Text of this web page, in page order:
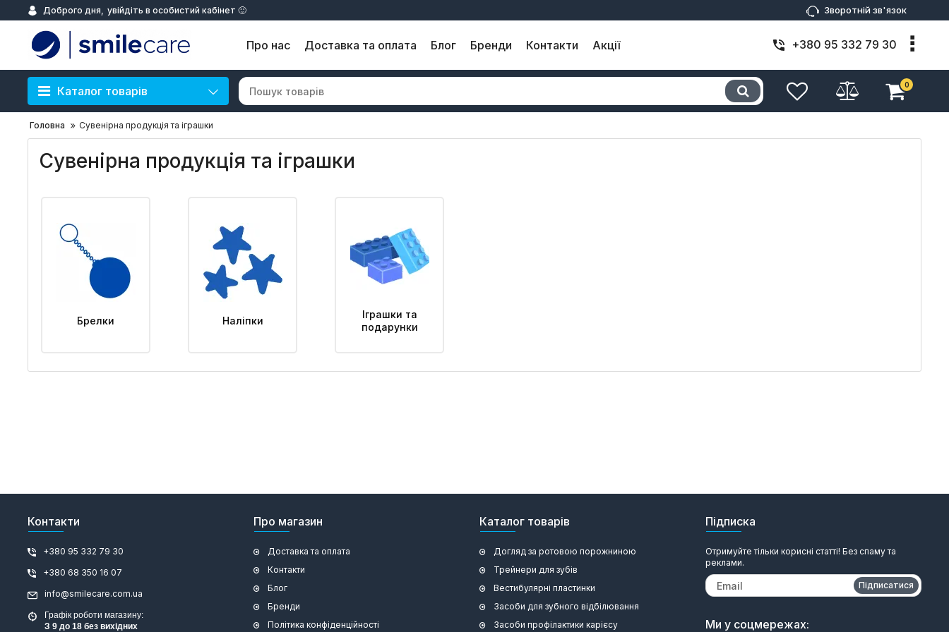
Доброго дня, увійдіть в особистий кабінет 🙂 Зворотній зв'язок
Про нас Доставка та оплата Блог Бренди Контакти Акції +380 95 332 79 30
Каталог товарів 0
Головна Сувенірна продукція та іграшки
Сувенірна продукція та іграшки
Брелки Наліпки
Іграшки та
подарунки
Контакти
+380 95 332 79 30
+380 68 350 16 07
info@smilecare.com.ua
Графік роботи магазину:
З 9 до 18 без вихідних
Про магазин
Доставка та оплата
Контакти
Блог
Бренди
Політика конфіденційності
Каталог товарів
Догляд за ротовою порожниною
Трейнери для зубів
Вестибулярні пластинки
Засоби для зубного відбілювання
Засоби профілактики карієсу
Підписка
Отримуйте тільки корисні статті! Без спаму та
реклами.
Підписатися
Ми у соцмережах: